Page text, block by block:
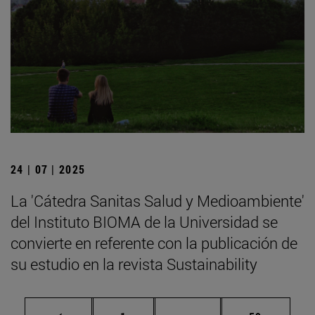
24 | 07 | 2025
La 'Cátedra Sanitas Salud y Medioambiente'
del Instituto BIOMA de la Universidad se
convierte en referente con la publicación de
su estudio en la revista Sustainability